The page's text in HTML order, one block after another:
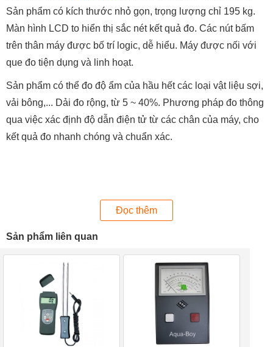
Sản phẩm có kích thước nhỏ gọn, trọng lượng chỉ 195 kg.
Màn hình LCD to hiển thị sắc nét kết quả đo. Các nút bấm
trên thân máy được bố trí logic, dễ hiểu. Máy được nối với
que đo tiện dụng và linh hoạt.
Sản phẩm có thể đo độ ẩm của hầu hết các loại vật liệu sợi,
vải bông,... Dải đo rộng, từ 5 ~ 40%. Phương pháp đo thông
qua việc xác định độ dẫn điện tử từ các chân của máy, cho
kết quả đo nhanh chóng và chuẩn xác.
Đọc thêm
Sản phẩm liên quan